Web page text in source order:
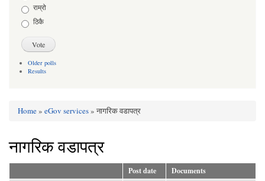
राम्रो
ठिकै
Older polls
Results
Home» eGov services» नागरिक वडापत्र
नागरिक वडापत्र
Post date Documents